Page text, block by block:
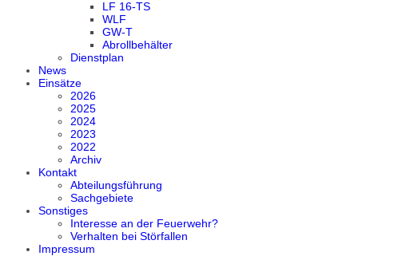
LF 16-TS
WLF
GW-T
Abrollbehälter
Dienstplan
News
Einsätze
2026
2025
2024
2023
2022
Archiv
Kontakt
Abteilungsführung
Sachgebiete
Sonstiges
Interesse an der Feuerwehr?
Verhalten bei Störfallen
Impressum